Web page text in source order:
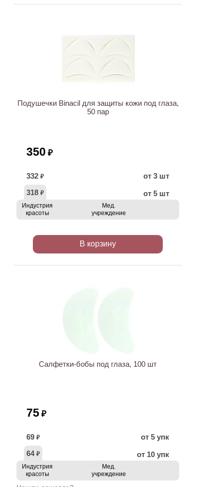
Подушечки Binacil для защиты кожи под глаза,
50 пар
350 ₽
332 ₽
от 3 шт
318 ₽ от 5 шт
Индустрия
красоты
Мед.
учреждение
В корзину
Салфетки-бобы под глаза, 100 шт
75 ₽
69 ₽
от 5 упк
64 ₽ от 10 упк
Индустрия
красоты
Мед.
учреждение